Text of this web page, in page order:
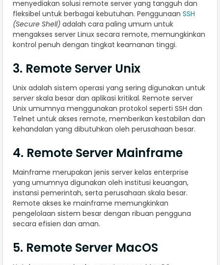
menyediakan solusi remote server yang tangguh dan
fleksibel untuk berbagai kebutuhan. Penggunaan SSH
(Secure Shell) adalah cara paling umum untuk
mengakses server Linux secara remote, memungkinkan
kontrol penuh dengan tingkat keamanan tinggi.
3. Remote Server Unix
Unix adalah sistem operasi yang sering digunakan untuk
serverskala besar dan aplikasi kritikal. Remote server
Unix umumnya menggunakan protokol seperti SSH dan
Telnet untuk akses remote, memberikan kestabilan dan
kehandalan yang dibutuhkan oleh perusahaan besar.
4. Remote Server Mainframe
Mainframe merupakan jenis server kelas enterprise
yang umumnya digunakan oleh institusi keuangan,
instansi pemerintah, serta perusahaan skala besar.
Remote akses ke mainframe memungkinkan
pengelolaan sistem besar dengan ribuan pengguna
secara efisien dan aman.
5. Remote Server MacOS